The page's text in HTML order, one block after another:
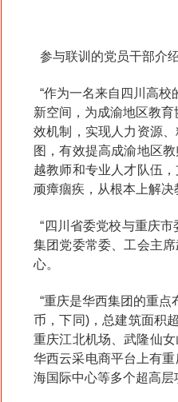
参与联训的党员干部介
“作为一名来自四川高
新空间，为成渝地区教
效机制，实现人力资源
图，有效提高成渝地区
越教师和专业人才队伍
顽瘴痼疾，从根本上解决
“四川省委党校与重庆
集团党委常委、工会主
心。
“重庆是华西集团的重
币，下同)，总建筑面积
重庆江北机场、武隆仙
华西云采电商平台上有
海国际中心等多个超高层